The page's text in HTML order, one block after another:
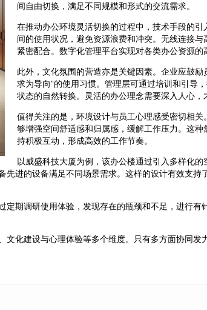
间自由切换，满足不同规模和形式的交流需求。
在推动办公环境灵活切换的过程中，技术手段的
间的使用状况，避免资源浪费和冲突。无线连接
紧密配合。数字化管理平台实现对各类办公资源的
此外，文化氛围的营造亦是关键因素。企业应鼓
求为导向”的使用习惯。管理层可通过培训和引导
状态的自然转换。灵活的办公理念需要深入人心，
值得关注的是，环境设计与员工心理感受密切相
够增强空间舒适感和归属感，缓解工作压力。这
持积极互动，形成高效的工作节奏。
以威盛科技大厦为例，该办公楼通过引入多样化
进的设备满足不同场景需求。这样的设计有效支
期调研使用体验，发现存在的瓶颈和不足，进行
化建设与心理体验等多个维度。只有多方面协同